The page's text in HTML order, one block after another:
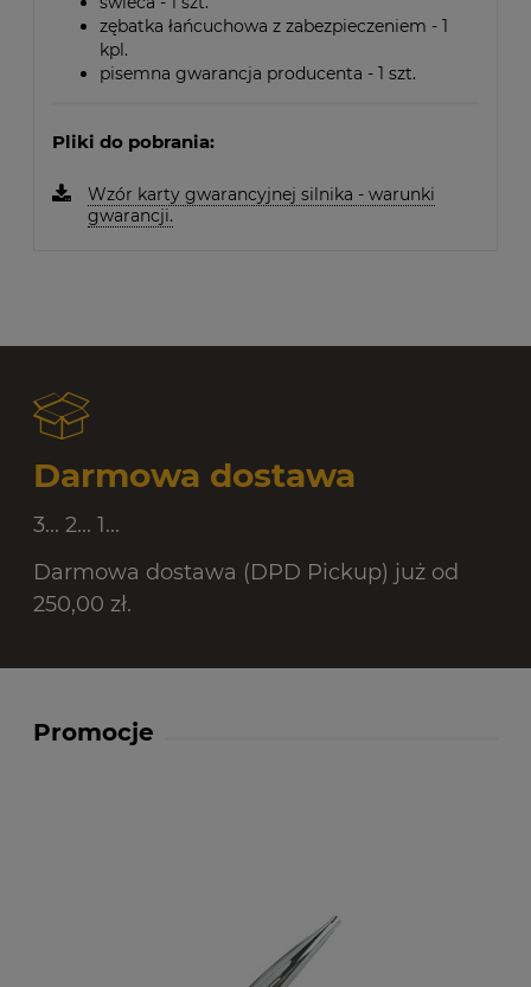
zębatka łańcuchowa z zabezpieczeniem - 1
kpl.
pisemna gwarancja producenta - 1 szt.
Pliki do pobrania:
Wzór karty gwarancyjnej silnika - warunki
gwarancji.
Darmowa dostawa
3... 2... 1...
Darmowa dostawa (DPD Pickup) już od
250,00 zł.
Promocje